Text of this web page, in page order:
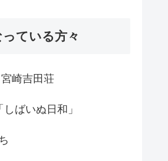
ている方々
崎吉田荘
ばいぬ日和」